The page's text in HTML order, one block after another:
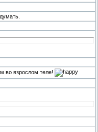
во взрослом теле!